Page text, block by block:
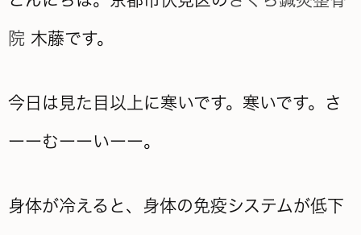
院 木藤です。
今日は見た目以上に寒いです。寒いです。さ
ーーむーーいーー。
身体が冷えると、身体の免疫システムが低下